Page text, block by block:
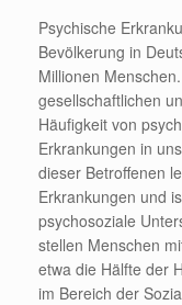
Psychische
Bevölkerung in
Millionen
gesellschaftlichen
Häufigkeit von
Erkrankungen in
dieser Betroffenen
Erkrankungen und
psychosoziale
stellen Menschen
etwa die Hälfte der
im Bereich der